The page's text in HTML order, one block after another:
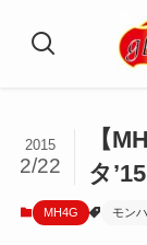
【
タ
2015
2/22
MH4G モン